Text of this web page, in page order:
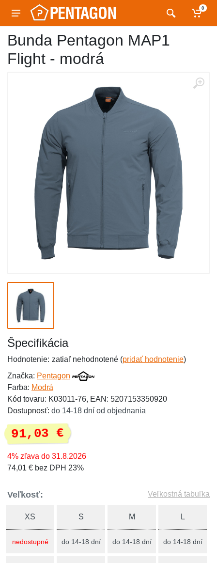
0
Bunda Pentagon MAP1
Flight - modrá
Špecifikácia
Hodnotenie: zatiaľ nehodnotené (pridať hodnotenie)
Značka: Pentagon
Farba: Modrá
Kód tovaru: K03011-76, EAN: 5207153350920
Dostupnosť: do 14-18 dní od objednania
91,03 €
4% zľava do 31.8.2026
74,01 € bez DPH 23%
Veľkosť: Veľkostná tabuľka
XS
nedostupné
S
do 14-18 dní
M
do 14-18 dní
L
do 14-18 dní